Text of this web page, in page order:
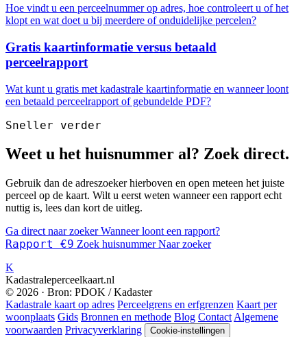
Hoe vindt u een perceelnummer op adres, hoe controleert u of het
klopt en wat doet u bij meerdere of onduidelijke percelen?
Gratis kaartinformatie versus betaald
perceelrapport
Wat kunt u gratis met kadastrale kaartinformatie en wanneer loont
een betaald perceelrapport of gebundelde PDF?
Sneller verder
Weet u het huisnummer al? Zoek direct.
Gebruik dan de adreszoeker hierboven en open meteen het juiste
perceel op de kaart. Wilt u eerst weten wanneer een rapport echt
nuttig is, lees dan kort de uitleg.
Ga direct naar zoekerWanneer loont een rapport?
Rapport €9 Zoek huisnummer Naar zoeker
K
Kadastraleperceelkaart.nl
© 2026 · Bron: PDOK / Kadaster
Kadastrale kaart op adres Perceelgrens en erfgrenzen Kaart per
woonplaats Gids Bronnen en methode Blog Contact Algemene
voorwaarden Privacyverklaring Cookie-instellingen